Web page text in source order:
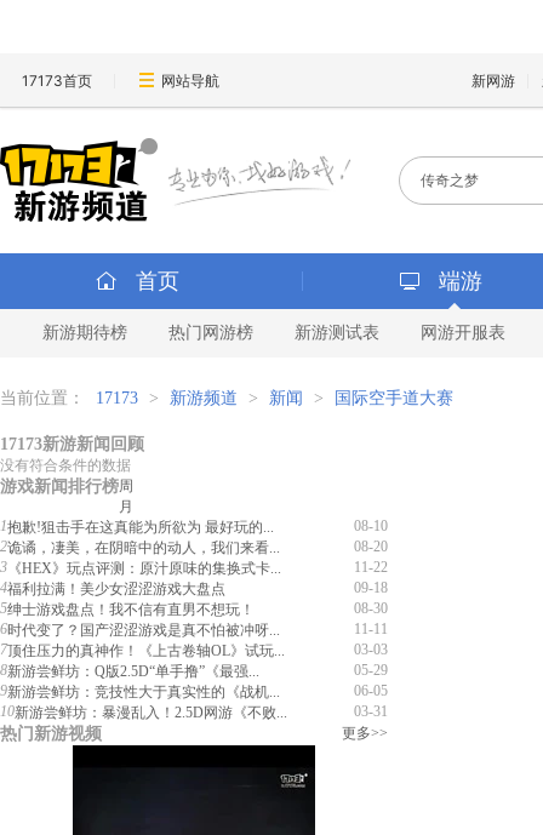
17173首页 网站导航 新网游
首页 端游
新游期待榜 热门网游榜 新游测试表 网游开服表
当前位置： 17173 > 新游频道 > 新闻 > 国际空手道大赛
17173新游新闻回顾
没有符合条件的数据
游戏新闻排行榜周
月
1
08-10
抱歉!狙击手在这真能为所欲为 最好玩的...
2
08-20
诡谲，凄美，在阴暗中的动人，我们来看...
3
11-22
《HEX》玩点评测：原汁原味的集换式卡...
4
09-18
福利拉满！美少女涩涩游戏大盘点
5
08-30
绅士游戏盘点！我不信有直男不想玩！
6
11-11
时代变了？国产涩涩游戏是真不怕被冲呀...
7
03-03
顶住压力的真神作！《上古卷轴OL》试玩...
8
05-29
新游尝鲜坊：Q版2.5D“单手撸”《最强...
9
06-05
新游尝鲜坊：竞技性大于真实性的《战机...
10
03-31
新游尝鲜坊：暴漫乱入！2.5D网游《不败...
热门新游视频 更多>>